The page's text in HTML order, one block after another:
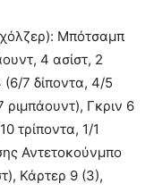
Μπότσαμπ
4 ασίστ, 2
7 δίποντα, 4/5
ριμπάουντ), Γκριν 6
τρίποντα, 1/1
Αντετοκούνμπο
Κάρτερ 9 (3),